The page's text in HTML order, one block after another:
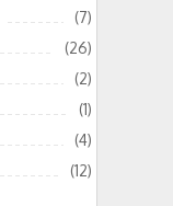
(7)
(26)
(2)
(1)
(4)
(12)